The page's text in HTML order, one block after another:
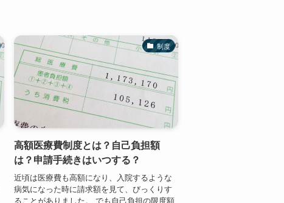
制度
高額医療費制度とは？自己負担額
は？申請手続きはいつする？
近頃は医療費も高額になり、入院するような
病気になった時に請求額を見て、びっくりす
ることがありました。 でも自己負担の限度額